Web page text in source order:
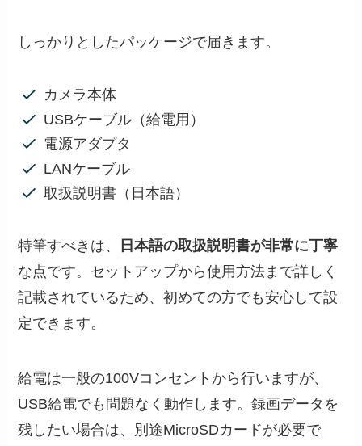
しっかりとしたパッケージで届きます。
カメラ本体
USBケーブル（給電用）
電源アダプタ
LANケーブル
取扱説明書（日本語）
特筆すべきは、
日本語の取扱説明書が非常に丁寧
な点です。セットアップから使用方法まで詳しく
記載されているため、初めての方でも安心して設
定できます。
給電は一般の100Vコンセントから行いますが、
USB給電でも問題なく動作します。録画データを
残したい場合は、別途MicroSDカードが必要で